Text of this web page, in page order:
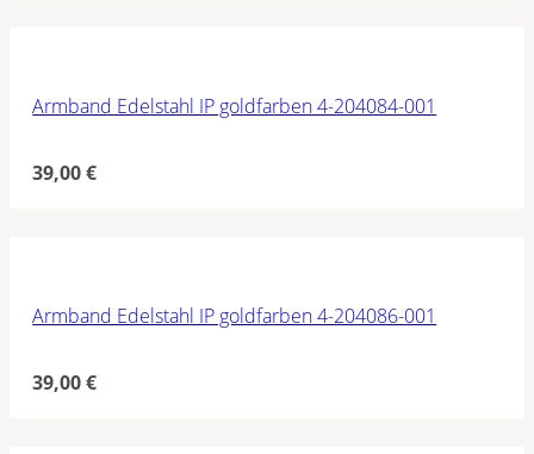
Armband Edelstahl IP goldfarben 4-204084-001
39,00€
Armband Edelstahl IP goldfarben 4-204086-001
39,00€